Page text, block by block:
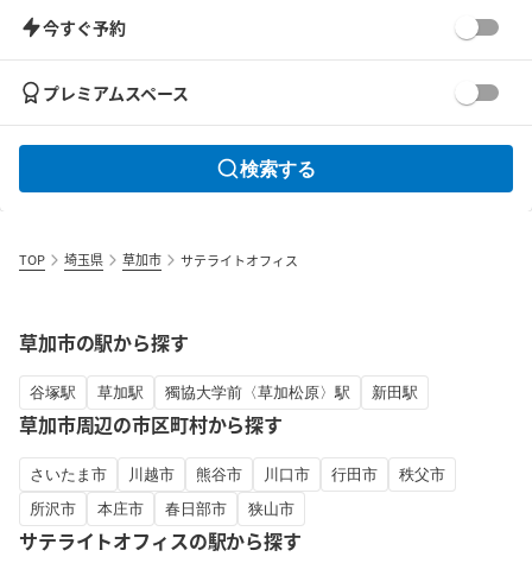
今すぐ予約
プレミアムスペース
検索する
TOP 埼玉県 草加市 サテライトオフィス
草加市の駅から探す
谷塚駅 草加駅 獨協大学前〈草加松原〉駅 新田駅
草加市周辺の市区町村から探す
さいたま市 川越市 熊谷市 川口市 行田市
秩父市
所沢市
本庄市 春日部市 狭山市
サテライトオフィスの駅から探す